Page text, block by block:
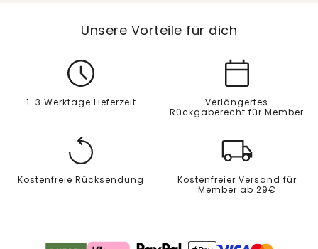
Unsere Vorteile für dich
1-3 Werktage Lieferzeit
Verlängertes
Rückgaberecht für Member
Kostenfreie Rücksendung
Kostenfreier Versand für
Member ab 29€